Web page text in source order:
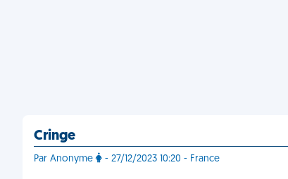
Cringe
Par Anonyme - 27/12/2023 10:20 - France